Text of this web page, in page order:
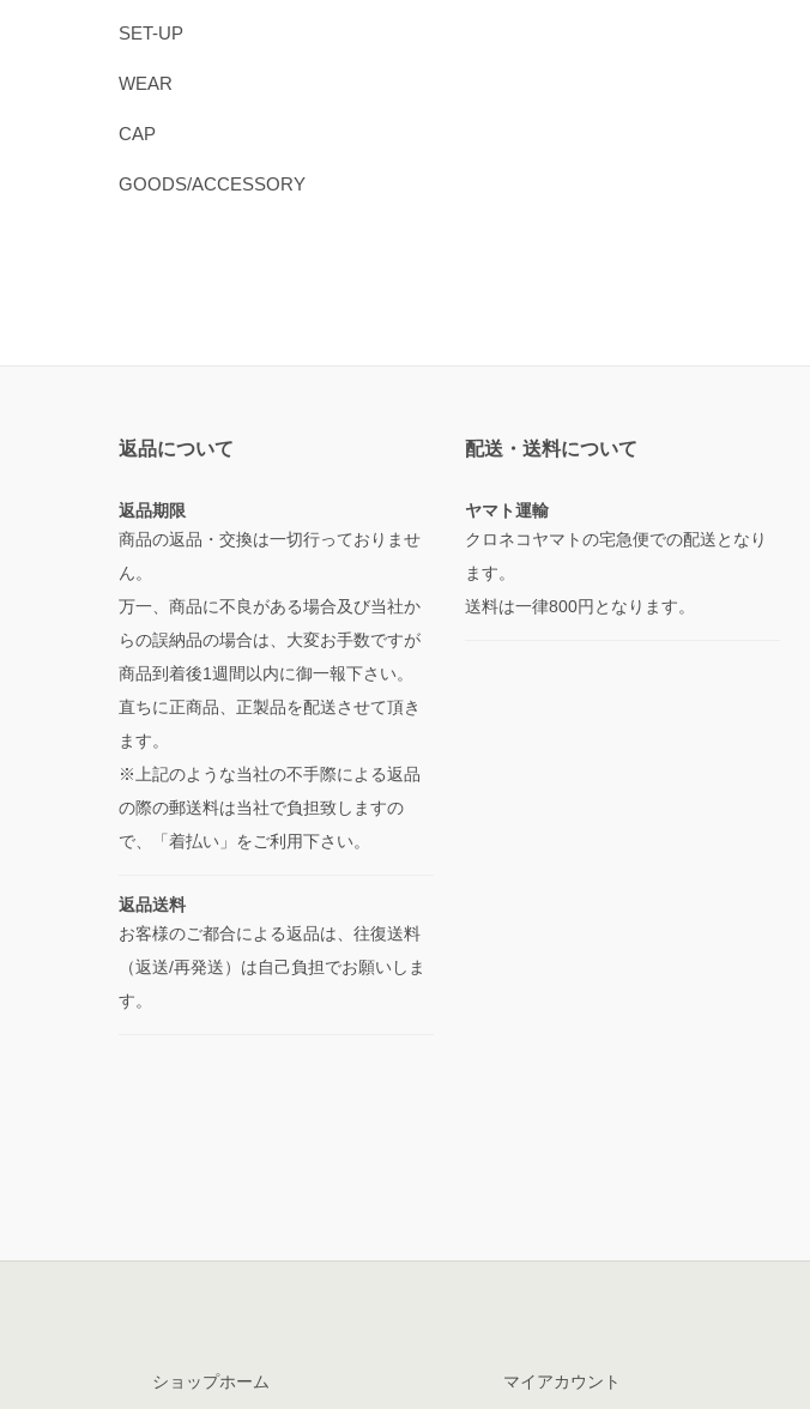
SET-UP
WEAR
CAP
GOODS/ACCESSORY
返品について
返品期限
商品の返品・交換は一切行っておりませ
ん。
万一、商品に不良がある場合及び当社か
らの誤納品の場合は、大変お手数ですが
商品到着後1週間以内に御一報下さい。
直ちに正商品、正製品を配送させて頂き
ます。
※上記のような当社の不手際による返品
の際の郵送料は当社で負担致しますの
で、「着払い」をご利用下さい。
返品送料
お客様のご都合による返品は、往復送料
（返送/再発送）は自己負担でお願いしま
す。
配送・送料について
ヤマト運輸
クロネコヤマトの宅急便での配送となり
ます。
送料は一律800円となります。
ショップホーム マイアカウント